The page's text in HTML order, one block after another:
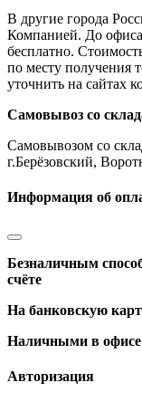
В другие города
Компанией. До офиса
бесплатно.
по месту получения
уточнить на сайтах
Самовывоз со
Самовывозом со
г.Берёзовский,
Информация об
Безналичным
счёте
На банковскую
Наличными в офисе
Авторизация